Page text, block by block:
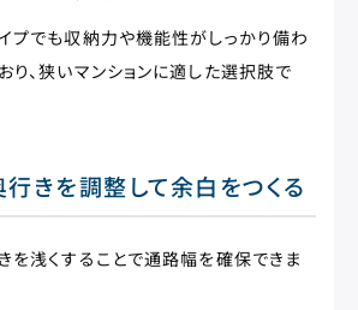
プでも収納力や機能性がしっかり備わ
り、狭いマンションに適した選択肢で
きを調整して余白をつくる
を浅くすることで通路幅を確保できま